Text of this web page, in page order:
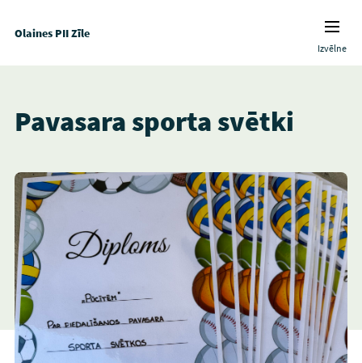
Olaines PII Zīle
Izvēlne
Pavasara sporta svētki